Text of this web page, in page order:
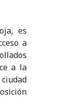
es
a
a la